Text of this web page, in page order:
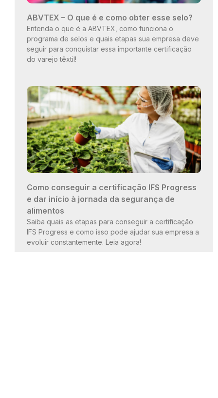
ABVTEX – O que é e como obter esse selo?
Entenda o que é a ABVTEX, como funciona o
programa de selos e quais etapas sua empresa deve
seguir para conquistar essa importante certificação
do varejo têxtil!
Como conseguir a certificação IFS Progress
e dar início à jornada da segurança de
alimentos
Saiba quais as etapas para conseguir a certificação
IFS Progress e como isso pode ajudar sua empresa a
evoluir constantemente. Leia agora!